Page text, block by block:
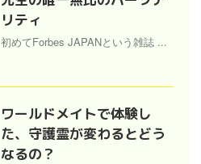
リティ
初めてForbes JAPANという雑誌 ...
ワールドメイトで体験し
た、守護霊が変わるとどう
なるの？